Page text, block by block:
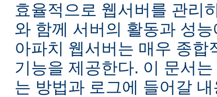
효율적으로 웹서버를 관리
와 함께 서버의 활동과 성
아파치 웹서버는 매우 종합
기능을 제공한다. 이 문서
는 방법과 로그에 들어갈